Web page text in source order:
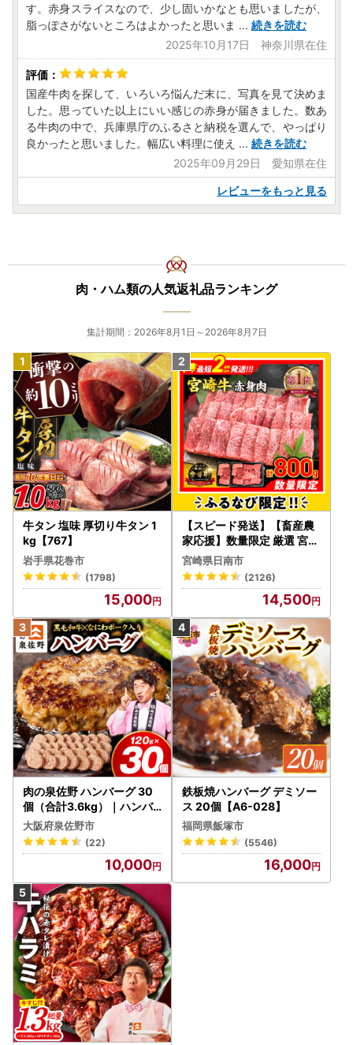
す。赤身スライスなので、少し固いかなとも思いましたが、
脂っぽさがないところはよかったと思いま ... 続きを読む
2025年10月17日 神奈川県在住
国産牛肉を探して、いろいろ悩んだ末に、写真を見て決めま
した。思っていた以上にいい感じの赤身が届きました。数あ
る牛肉の中で、兵庫県庁のふるさと納税を選んで、やっぱり
良かったと思いました。幅広い料理に使え ... 続きを読む
2025年09月29日 愛知県在住
レビューをもっと見る
肉・ハム類の人気返礼品ランキング
集計期間：2026年8月1日～2026年8月7日
牛タン 塩味 厚切り牛タン 1
kg【767】
岩手県花巻市
(1798)
15,000
【スピード発送】【畜産農
家応援】数量限定 厳選 宮崎
牛 赤身 焼肉 計800g FN-Li
mited-PR_BDV5-26-2W
宮崎県日南市
(2126)
14,500
肉の泉佐野 ハンバーグ 30
個（合計3.6kg）｜ハンバ
ーグ 訳あり 黒毛和牛×なに
わポーク
大阪府泉佐野市
(22)
10,000
鉄板焼ハンバーグ デミソー
ス 20個【A6-028】
福岡県飯塚市
(5546)
16,000